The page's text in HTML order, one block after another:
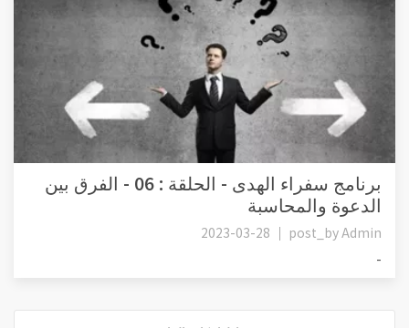
برنامج سفراء الهدى - الحلقة : 06 - الفرق بين
الدعوة والمحاسبة
post_byAdmin
2023-03-28
-